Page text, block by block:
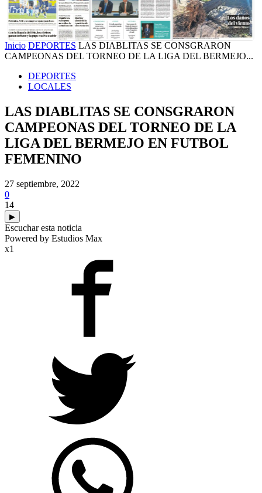
Inicio DEPORTES LAS DIABLITAS SE CONSGRARON
CAMPEONAS DEL TORNEO DE LA LIGA DEL BERMEJO...
DEPORTES
LOCALES
LAS DIABLITAS SE CONSGRARON
CAMPEONAS DEL TORNEO DE LA
LIGA DEL BERMEJO EN FUTBOL
FEMENINO
27 septiembre, 2022
0
14
▶
Escuchar esta noticia
Powered by Estudios Max
x1